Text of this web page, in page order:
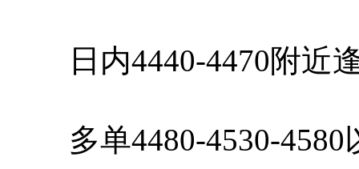
日内4440-4470附近
多单4480-4530-4580